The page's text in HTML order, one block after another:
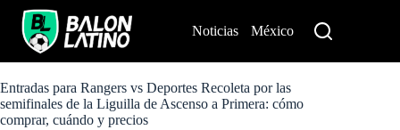
o
c
o
Noticias México
Entradas para Rangers vs Deportes Recoleta por las
semifinales de la Liguilla de Ascenso a Primera: cómo
comprar, cuándo y precios